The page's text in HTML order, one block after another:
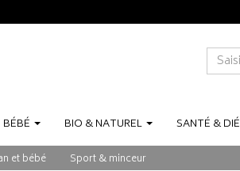
BÉBÉ BIO &NATUREL SANTÉ &
et bébé Sport & minceur